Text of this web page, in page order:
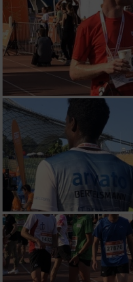
Wir nutzen Ihre Daten für folgende Zwecke:
IAB-Verarbeitungszwecke:
Speichern von oder Zugriff auf
auf einem Endgerät
Verwendung reduzierter Daten
von Werbeanzeigen
Erstellung von Profilen für
Werbung
Verwendung von Profilen zur
personalisierter Werbung
Erstellung von Profilen zur
von Inhalten
Verwendung von Profilen zur
personalisierter Inhalte
Messung der Werbeleistung
Messung der Performance von